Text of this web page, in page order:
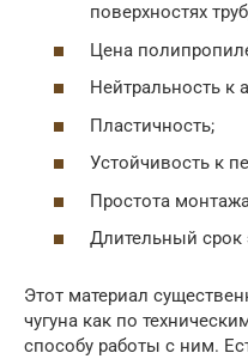
поверхностях
Цена
Нейтральность к
Пластичность;
Устойчивость к
Простота
Длительный срок
Этот материал
чугуна как по
способу работы с ним.